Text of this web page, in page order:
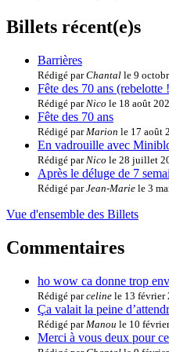
Billets récent(e)s
Barrières
Rédigé parChantal le 9
Fête des 70 ans (rebelotte
Rédigé par Nico le 18 août
Fête des 70 ans
Rédigé par Marion le 17 août
En vadrouille avec
Rédigé par Nico le 28 juillet
Après le déluge de 7
Rédigé parJean-Marie le 3
Vue d'ensemble des Billets
Commentaires
ho wow ca donne trop
Rédigé parceline le 13 février
Ça valait la peine
Rédigé par Manou le 10
Merci à vous deux pour